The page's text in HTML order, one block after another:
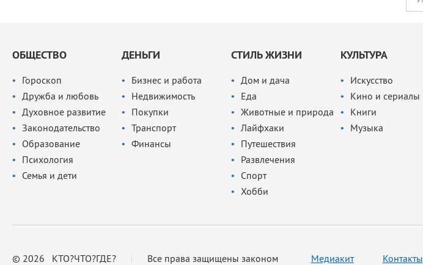
ОБЩЕСТВО
Гороскоп
Дружба и любовь
Духовное развитие
Законодательство
Образование
Психология
Семья и дети
ДЕНЬГИ
Бизнес и работа
Недвижимость
Покупки
Транспорт
Финансы
СТИЛЬ ЖИЗНИ
Дом и дача
Еда
Животные и природа
Лайфхаки
Путешествия
Развлечения
Спорт
Хобби
КУЛЬТУРА
Искусство
Кино и сериалы
Книги
Музыка
© 2026 КТО?ЧТО?ГДЕ? Все права защищены законом Медиакит Контакты